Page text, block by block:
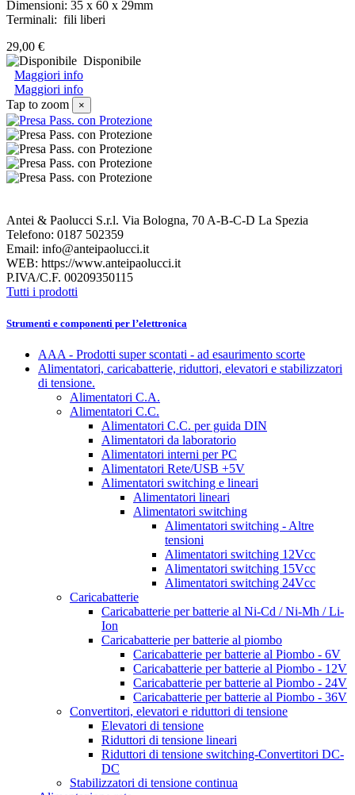
Dimensioni: 35 x 60 x 29mm
Terminali: fili liberi
29,00 €
Disponibile
Maggiori info
Maggiori info
Tap to zoom
×
Antei & Paolucci S.r.l. Via Bologna, 70 A-B-C-D La Spezia
Telefono: 0187 502359
Email: info@anteipaolucci.it
WEB: https://www.anteipaolucci.it
P.IVA/C.F. 00209350115
Tutti i prodotti
Strumenti e componenti per l’elettronica
AAA - Prodotti super scontati - ad esaurimento scorte
Alimentatori, caricabatterie, riduttori, elevatori e stabilizzatori
di tensione.
Alimentatori C.A.
Alimentatori C.C.
Alimentatori C.C. per guida DIN
Alimentatori da laboratorio
Alimentatori interni per PC
Alimentatori Rete/USB +5V
Alimentatori switching e lineari
Alimentatori lineari
Alimentatori switching
Alimentatori switching - Altre
tensioni
Alimentatori switching 12Vcc
Alimentatori switching 15Vcc
Alimentatori switching 24Vcc
Caricabatterie
Caricabatterie per batterie al Ni-Cd / Ni-Mh / Li-
Ion
Caricabatterie per batterie al piombo
Caricabatterie per batterie al Piombo - 6V
Caricabatterie per batterie al Piombo - 12V
Caricabatterie per batterie al Piombo - 24V
Caricabatterie per batterie al Piombo - 36V
Convertitori, elevatori e riduttori di tensione
Elevatori di tensione
Riduttori di tensione lineari
Riduttori di tensione switching-Convertitori DC-
DC
Stabilizzatori di tensione continua